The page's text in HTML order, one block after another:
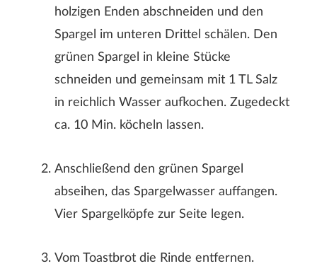
holzigen Enden abschneiden und den
Spargel im unteren Drittel schälen. Den
grünen Spargel in kleine Stücke
schneiden und gemeinsam mit 1 TL Salz
in reichlich Wasser aufkochen. Zugedeckt
ca. 10 Min. köcheln lassen.
Anschließend den grünen Spargel
abseihen, das Spargelwasser auffangen.
Vier Spargelköpfe zur Seite legen.
Vom Toastbrot die Rinde entfernen.
Rezeptbewertung